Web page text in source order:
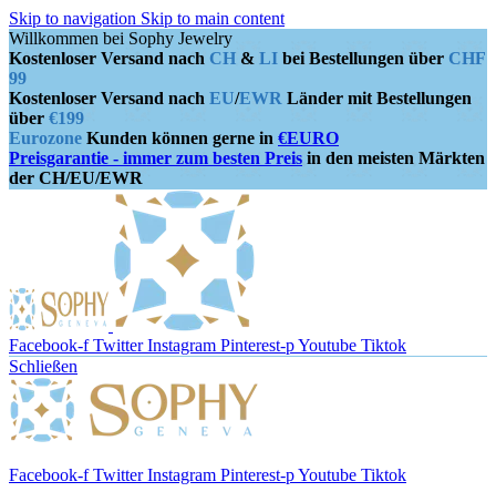
Skip to navigation Skip to main content
Willkommen bei Sophy Jewelry
Kostenloser Versand nach CH & LI bei Bestellungen über CHF
99
Kostenloser Versand nach EU/EWR Länder mit Bestellungen
über €199
Eurozone Kunden können gerne in €EURO
Preisgarantie - immer zum besten Preis in den meisten Märkten
der CH/EU/EWR
Facebook-f Twitter Instagram Pinterest-pYoutube Tiktok
Schließen
Facebook-f Twitter Instagram Pinterest-pYoutube Tiktok